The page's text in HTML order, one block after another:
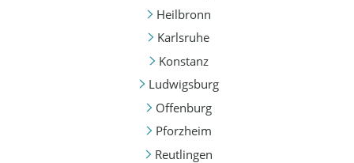
Heilbronn
Karlsruhe
Konstanz
Ludwigsburg
Offenburg
Pforzheim
Reutlingen